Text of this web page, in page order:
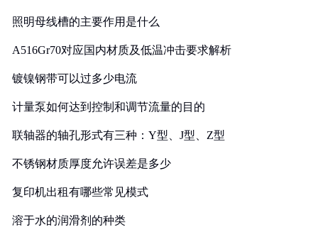
照明母线槽的主要作用是什么
A516Gr70对应国内材质及低温冲击要求解析
镀镍钢带可以过多少电流
计量泵如何达到控制和调节流量的目的
联轴器的轴孔形式有三种：Y型、J型、Z型
不锈钢材质厚度允许误差是多少
复印机出租有哪些常见模式
溶于水的润滑剂的种类